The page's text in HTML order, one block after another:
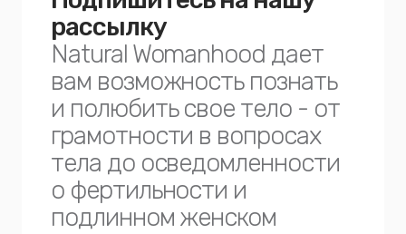
рассылку
Natural Womanhood дает
вам возможность познать
и полюбить свое тело - от
грамотности в вопросах
тела до осведомленности
о фертильности и
подлинном женском